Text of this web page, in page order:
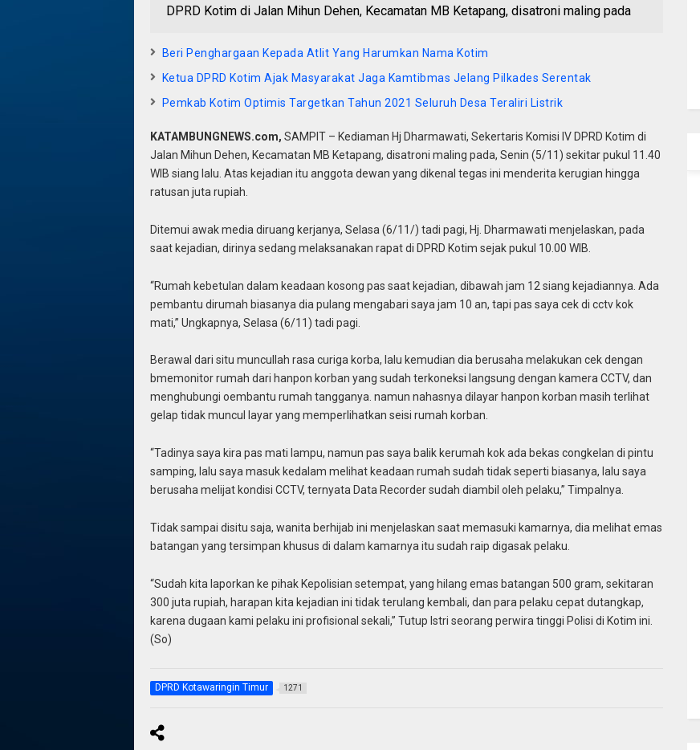
DPRD Kotim di Jalan Mihun Dehen, Kecamatan MB Ketapang, disatroni maling pada
Beri Penghargaan Kepada Atlit Yang Harumkan Nama Kotim
Ketua DPRD Kotim Ajak Masyarakat Jaga Kamtibmas Jelang Pilkades Serentak
Pemkab Kotim Optimis Targetkan Tahun 2021 Seluruh Desa Teraliri Listrik
KATAMBUNGNEWS.com, SAMPIT – Kediaman Hj Dharmawati, Sekertaris Komisi IV DPRD Kotim di
Jalan Mihun Dehen, Kecamatan MB Ketapang, disatroni maling pada, Senin (5/11) sekitar pukul 11.40
WIB siang lalu. Atas kejadian itu anggota dewan yang dikenal tegas ini menderita kerugian hingga
ratusan juta rupiah.
Ditemui awak media diruang kerjanya, Selasa (6/11/) tadi pagi, Hj. Dharmawati menjelaskan, pada
saat kejadian, dirinya sedang melaksanakan rapat di DPRD Kotim sejak pukul 10.00 WIB.
“Rumah kebetulan dalam keadaan kosong pas saat kejadian, dibawah jam 12 siang kejadiannya. Ada
pembantu dirumah biasanya dia pulang mengabari saya jam 10 an, tapi pas saya cek di cctv kok
mati,” Ungkapnya, Selasa (6/11) tadi pagi.
Berawal dari situ muncullah rasa curiga korba, lalu kemudian dia berusaha melakukan cek dengan
bmemonitor rumah dari hanpon korban yang sudah terkoneksi langsung dengan kamera CCTV, dan
menghubungi oembantu rumah tangganya. namun nahasnya dilayar hanpon korban masih terlihat
gelap tidak muncul layar yang memperlihatkan seisi rumah korban.
“Tadinya saya kira pas mati lampu, namun pas saya balik kerumah kok ada bekas congkelan di pintu
samping, lalu saya masuk kedalam melihat keadaan rumah sudah tidak seperti biasanya, lalu saya
berusaha melijat kondisi CCTV, ternyata Data Recorder sudah diambil oleh pelaku,” Timpalnya.
Tidak sampai disitu saja, wanita berhijab ini menjelaskan saat memasuki kamarnya, dia melihat emas
batangan yang tersimpan khusus di dalam kamarnya itu sudah raip digasak pelaku.
“Sudah kita laporkan ke pihak Kepolisian setempat, yang hilang emas batangan 500 gram, sekitaran
300 juta rupiah, harapan kita kejadian ini tidak terulang kembali, dan para pelaku cepat dutangkap,
karena dugaan kami pelaku ini profisional sekali,” Tutup Istri seorang perwira tinggi Polisi di Kotim ini.
(So)
DPRD Kotawaringin Timur 1271